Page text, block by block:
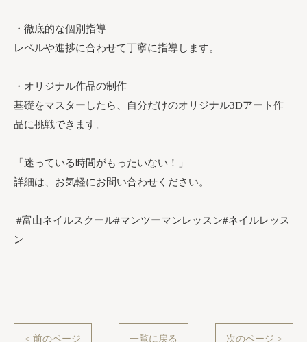
・徹底的な個別指導
レベルや進捗に合わせて丁寧に指導します。
・オリジナル作品の制作
基礎をマスターしたら、自分だけのオリジナル3Dアート作
品に挑戦できます。
「迷っている時間がもったいない！」
詳細は、お気軽にお問い合わせください。⁡
⁡⁡ #富山ネイルスクール#マンツーマンレッスン#ネイルレッス
ン
< 前のページ 一覧に戻る 次のページ >